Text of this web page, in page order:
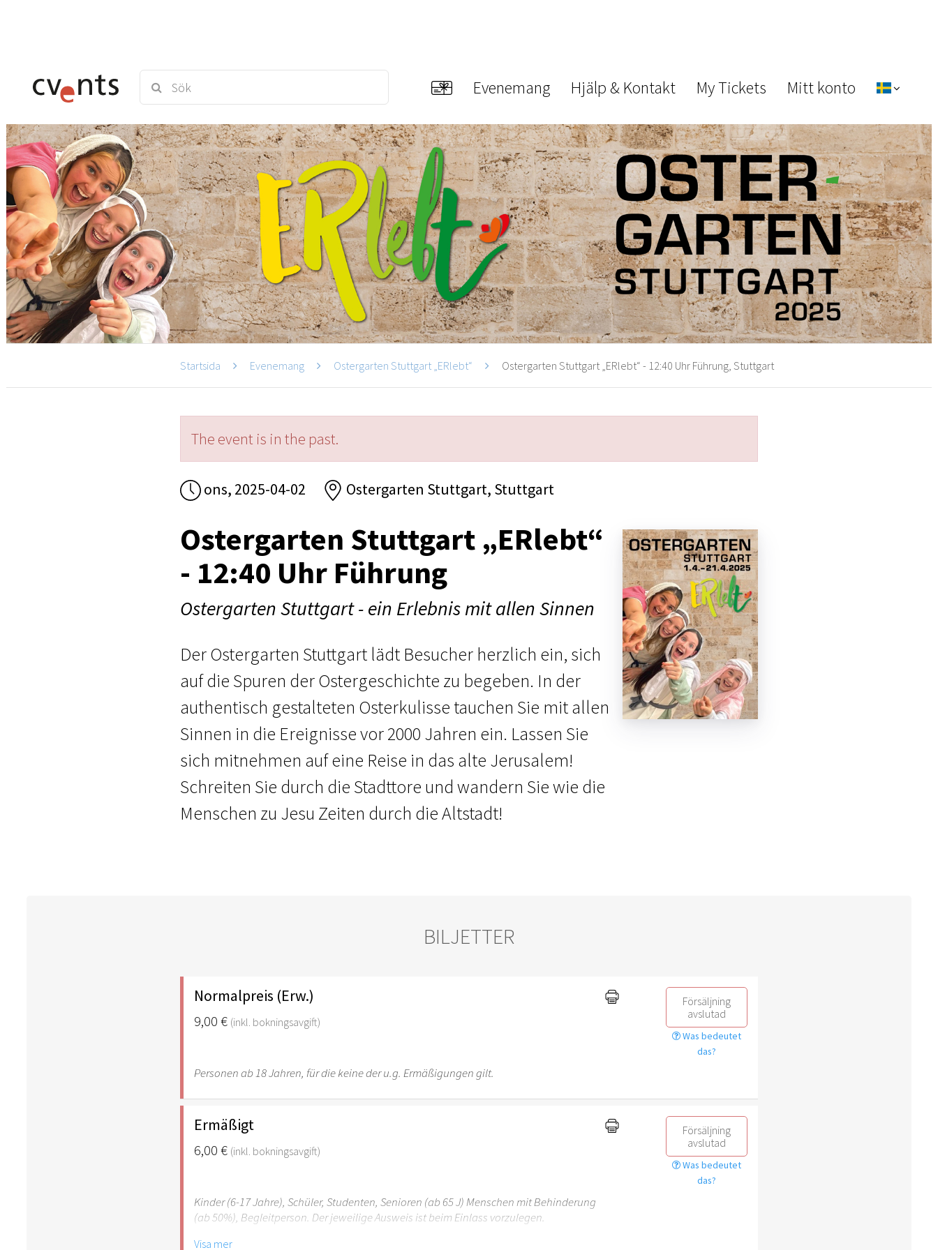
Evenemang Hjälp & Kontakt My Tickets Mitt konto
Startsida Evenemang Ostergarten Stuttgart „ERlebt“ Ostergarten Stuttgart „ERlebt“ - 12:40 Uhr Führung, Stuttgart
The event is in the past.
ons, 2025-04-02 Ostergarten Stuttgart, Stuttgart
Ostergarten Stuttgart „ERlebt“
- 12:40 Uhr Führung
Ostergarten Stuttgart - ein Erlebnis mit allen Sinnen
Der Ostergarten Stuttgart lädt Besucher herzlich ein, sich
auf die Spuren der Ostergeschichte zu begeben. In der
authentisch gestalteten Osterkulisse tauchen Sie mit allen
Sinnen in die Ereignisse vor 2000 Jahren ein. Lassen Sie
sich mitnehmen auf eine Reise in das alte Jerusalem!
Schreiten Sie durch die Stadttore und wandern Sie wie die
Menschen zu Jesu Zeiten durch die Altstadt!
BILJETTER
Normalpreis (Erw.)
9,00 € (inkl. bokningsavgift)
Försäljning
avslutad
Was bedeutet
das?
Personen ab 18 Jahren, für die keine der u.g. Ermäßigungen gilt.
Ermäßigt
6,00 € (inkl. bokningsavgift)
Försäljning
avslutad
Was bedeutet
das?
Kinder (6-17 Jahre), Schüler, Studenten, Senioren (ab 65 J) Menschen mit Behinderung
(ab 50%), Begleitperson. Der jeweilige Ausweis ist beim Einlass vorzulegen.
Visa mer